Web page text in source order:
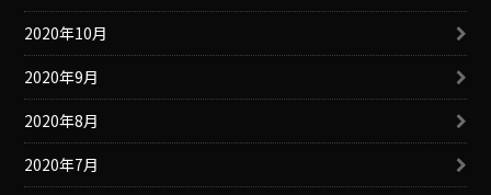
2020年10月
2020年9月
2020年8月
2020年7月